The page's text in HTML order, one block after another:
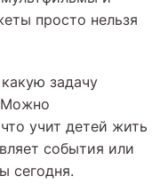
просто нельзя
задачу
Можно
учит детей жить
события или
сегодня.